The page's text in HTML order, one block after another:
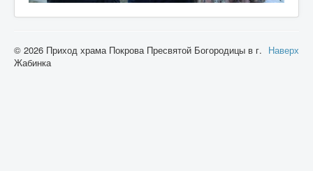
Наверх
© 2026 Приход храма Покрова Пресвятой Богородицы в г.
Жабинка